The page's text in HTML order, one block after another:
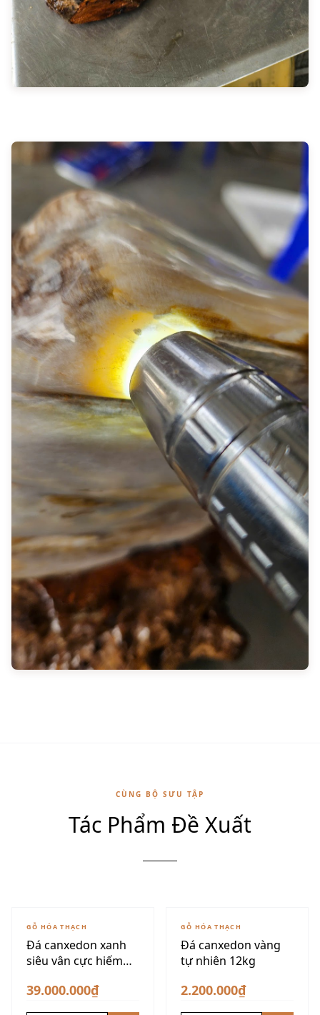
CÙNG BỘ SƯU TẬP
Tác Phẩm Đề Xuất
GỖ HÓA THẠCH
Đá canxedon xanh
siêu vân cực hiếm
39.000.000₫
GỖ HÓA THẠCH
Đá canxedon vàng
tự nhiên 12kg
2.200.000₫